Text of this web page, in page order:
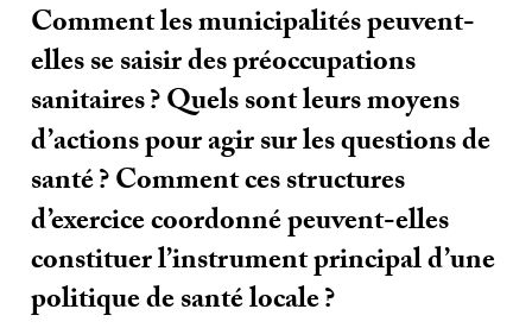
Comment les municipalités peuvent-
elles se saisir des préoccupations
sanitaires? Quels sont leurs moyens
d’actions pour agir sur les questions de
santé? Comment ces structures
d’exercice coordonné peuvent-elles
constituer l’instrument principal d’une
politique de santé locale?